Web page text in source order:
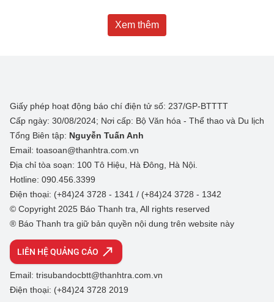
Xem thêm
Giấy phép hoạt động báo chí điện tử số: 237/GP-BTTTT
Cấp ngày: 30/08/2024; Nơi cấp: Bộ Văn hóa - Thể thao và Du lịch
Tổng Biên tập: Nguyễn Tuấn Anh
Email: toasoan@thanhtra.com.vn
Địa chỉ tòa soạn: 100 Tô Hiệu, Hà Đông, Hà Nội.
Hotline: 090.456.3399
Điện thoại: (+84)24 3728 - 1341 / (+84)24 3728 - 1342
© Copyright 2025 Báo Thanh tra, All rights reserved
® Báo Thanh tra giữ bản quyền nội dung trên website này
LIÊN HỆ QUẢNG CÁO
Email: trisubandocbtt@thanhtra.com.vn
Điện thoại: (+84)24 3728 2019